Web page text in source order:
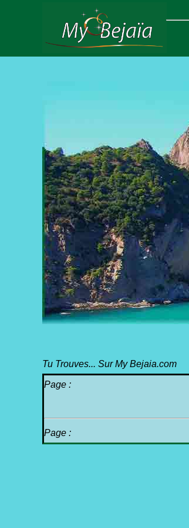
My Bejaia.com - le portail de la ville de Bejaïa
Tu Trouves... Sur My Bejaia.com
Page :
Page :